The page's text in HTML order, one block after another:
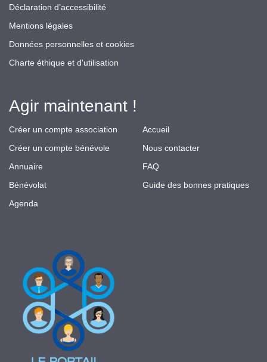
Déclaration d’accessibilité
Mentions légales
Données personnelles et cookies
Charte éthique et d'utilisation
Agir maintenant !
Créer un compte association
Créer un compte bénévole
Annuaire
Bénévolat
Agenda
Accueil
Nous contacter
FAQ
Guide des bonnes pratiques